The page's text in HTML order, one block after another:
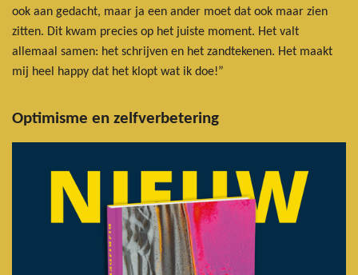
ook aan gedacht, maar ja een ander moet dat ook maar zien
zitten. Dit kwam precies op het juiste moment. Het valt
allemaal samen: het schrijven en het zandtekenen. Het maakt
mij heel happy dat het klopt wat ik doe!”
Optimisme en zelfverbetering